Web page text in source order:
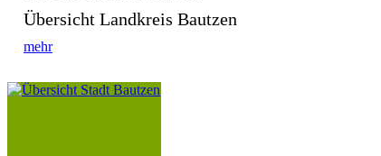
Übersicht Landkreis Bautzen
mehr